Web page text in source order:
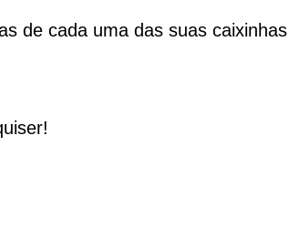
de cada uma das suas caixinhas